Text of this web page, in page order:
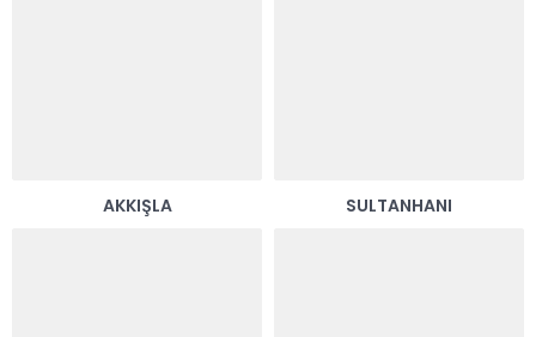
AKKIŞLA SULTANHANI